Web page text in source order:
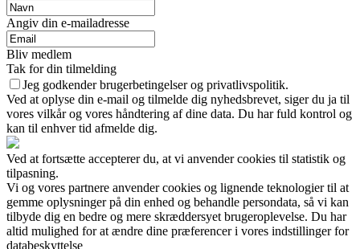
Angiv din e-mailadresse
Bliv medlem
Tak for din tilmelding
Jeg godkender brugerbetingelser og privatlivspolitik.
Ved at oplyse din e-mail og tilmelde dig nyhedsbrevet, siger du ja til
vores vilkår og vores håndtering af dine data. Du har fuld kontrol og
kan til enhver tid afmelde dig.
Ved at fortsætte accepterer du, at vi anvender cookies til statistik og
tilpasning.
Vi og vores partnere anvender cookies og lignende teknologier til at
gemme oplysninger på din enhed og behandle persondata, så vi kan
tilbyde dig en bedre og mere skræddersyet brugeroplevelse. Du har
altid mulighed for at ændre dine præferencer i vores indstillinger for
databeskyttelse